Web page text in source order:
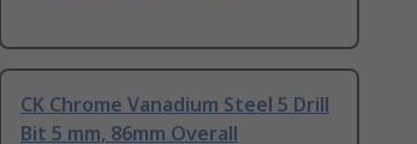
CK Chrome Vanadium Steel 5 Drill
Bit 5 mm, 86mm Overall